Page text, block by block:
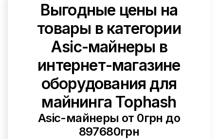
Выгодные цены на
товары в категории
Asic-майнеры в
интернет-магазине
оборудования для
майнинга Tophash
Asic-майнеры от 0грн до
897680грн